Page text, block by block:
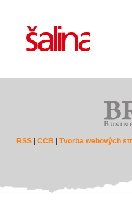
RSS |CCB |Tvorba webových